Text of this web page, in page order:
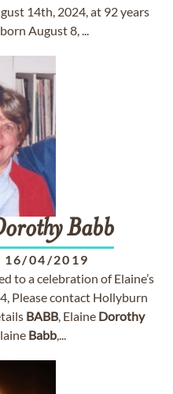
14th, 2024, at 92 years
August 8, ...
Babb
16/04/2019
to a celebration of Elaine’s
Please contact Hollyburn
BABB, Elaine Dorothy
Babb,...